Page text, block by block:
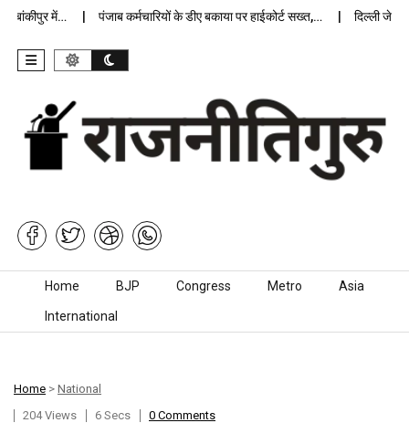
में… पंजाब कर्मचारियों के डीए बकाया पर हाईकोर्ट सख्त,… दिल्ली जेलों में
Skip to content
Home BJP Congress Metro Asia
International
Home > National
204 Views
6 Secs 0 Comments